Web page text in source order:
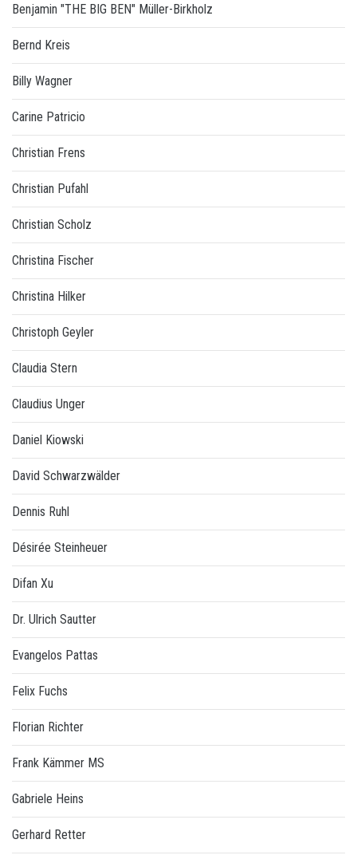
Benjamin "THE BIG BEN" Müller-Birkholz
Bernd Kreis
Billy Wagner
Carine Patricio
Christian Frens
Christian Pufahl
Christian Scholz
Christina Fischer
Christina Hilker
Christoph Geyler
Claudia Stern
Claudius Unger
Daniel Kiowski
David Schwarzwälder
Dennis Ruhl
Désirée Steinheuer
Difan Xu
Dr. Ulrich Sautter
Evangelos Pattas
Felix Fuchs
Florian Richter
Frank Kämmer MS
Gabriele Heins
Gerhard Retter